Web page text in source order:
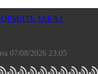
ЗАКАЗ
07/08/2026 23:05